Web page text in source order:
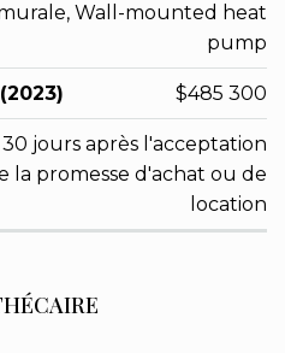
Wall-mounted heat
pump
$485 300
30 jours après l'acceptation
la promesse d'achat ou de
location